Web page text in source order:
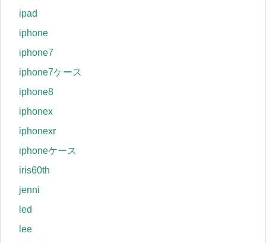
ipad
iphone
iphone7
iphone7ケース
iphone8
iphonex
iphonexr
iphoneケース
iris60th
jenni
led
lee